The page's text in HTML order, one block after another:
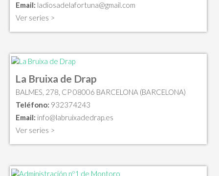
Email: ladiosadelafortuna@gmail.com
Ver series >
La Bruixa de Drap
BALMES, 278, CP 08006 BARCELONA (BARCELONA)
Teléfono: 932374243
Email: info@labruixadedrap.es
Ver series >